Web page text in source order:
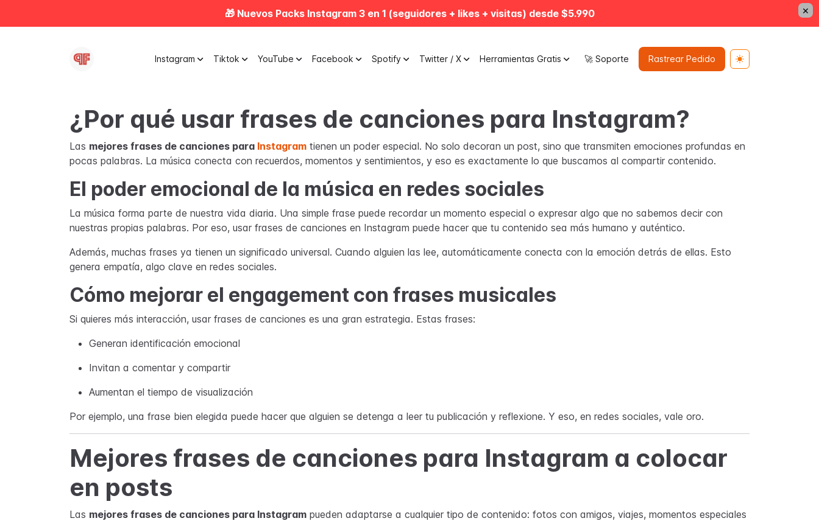
×
🎁 Nuevos Packs Instagram 3 en 1 (seguidores + likes + visitas) desde $5.990
Toggle theme
Instagram Tiktok YouTube Facebook Spotify Twitter / X Herramientas Gratis 🚀 Soporte Rastrear Pedido
¿Por qué usar frases de canciones para Instagram?
Las mejores frases de canciones para Instagram tienen un poder especial. No solo decoran un post, sino que transmiten emociones profundas en
pocas palabras. La música conecta con recuerdos, momentos y sentimientos, y eso es exactamente lo que buscamos al compartir contenido.
El poder emocional de la música en redes sociales
La música forma parte de nuestra vida diaria. Una simple frase puede recordar un momento especial o expresar algo que no sabemos decir con
nuestras propias palabras. Por eso, usar frases de canciones en Instagram puede hacer que tu contenido sea más humano y auténtico.
Además, muchas frases ya tienen un significado universal. Cuando alguien las lee, automáticamente conecta con la emoción detrás de ellas. Esto
genera empatía, algo clave en redes sociales.
Cómo mejorar el engagement con frases musicales
Si quieres más interacción, usar frases de canciones es una gran estrategia. Estas frases:
Generan identificación emocional
Invitan a comentar y compartir
Aumentan el tiempo de visualización
Por ejemplo, una frase bien elegida puede hacer que alguien se detenga a leer tu publicación y reflexione. Y eso, en redes sociales, vale oro.
Mejores frases de canciones para Instagram a colocar
en posts
Las mejores frases de canciones para Instagram pueden adaptarse a cualquier tipo de contenido: fotos con amigos, viajes, momentos especiales